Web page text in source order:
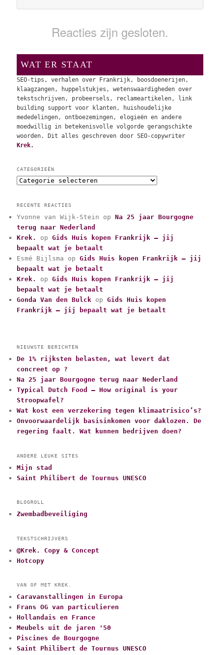
Reacties zijn gesloten.
WAT ER STAAT
SEO-tips, verhalen over Frankrijk, boosdoenerijen,
klaagzangen, huppelstukjes, wetenswaardigheden over
tekstschrijven, probeersels, reclameartikelen, link
building support voor klanten, huishoudelijke
mededelingen, ontboezemingen, elogieën en andere
moedwillig in betekenisvolle volgorde gerangschikte
woorden. Dit alles geschreven door SEO-copywriter
Krek.
CATEGORIEËN
C
e
g
o
r
i
e
ë
RECENTE REACTIES
Yvonne van Wijk-Stein opNa 25 jaar Bourgogne
terug naar Nederland
Krek.
opGids Huis kopen Frankrijk – jij
bepaalt wat je betaalt
Esmé Bijlsma opGids Huis kopen Frankrijk – jij
bepaalt wat je betaalt
Krek.
opGids Huis kopen Frankrijk – jij
bepaalt wat je betaalt
Gonda Van den Bulck opGids Huis kopen
Frankrijk – jij bepaalt wat je betaalt
NIEUWSTE BERICHTEN
De 1% rijksten belasten, wat levert dat
concreet op ?
Na 25 jaar Bourgogne terug naar Nederland
Typical Dutch Food – How original is your
Stroopwafel?
Wat kost een verzekering tegen klimaatrisico’s?
Onvoorwaardelijk basisinkomen voor daklozen. De
regering faalt. Wat kunnen bedrijven doen?
ANDERE LEUKE SITES
Mijn stad
Saint Philibert de Tournus UNESCO
BLOGROLL
Zwembadbeveiliging
TEKSTSCHRIJVERS
@Krek. Copy & Concept
Hotcopy
VAN OF MET KREK.
Caravanstallingen in Europa
Frans OG van particulieren
Hollandais en France
Meubels uit de jaren '50
Piscines de Bourgogne
Saint Philibert de Tournus UNESCO